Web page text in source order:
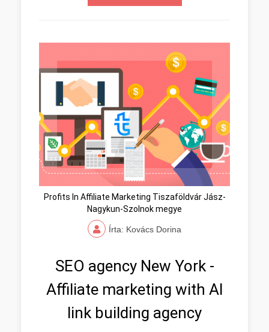
Profits In Affiliate Marketing Tiszaföldvár Jász-
Nagykun-Szolnok megye
Írta: Kovács Dorina
SEO agency New York -
Affiliate marketing with AI
link building agency